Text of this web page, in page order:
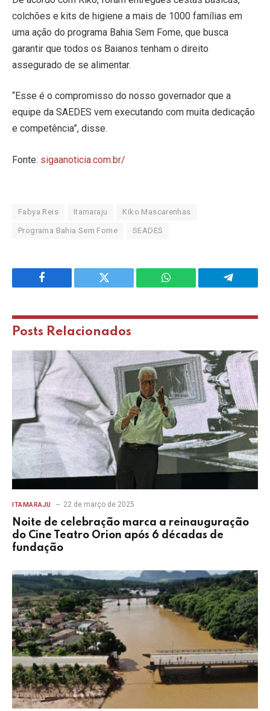
colchões e kits de higiene a mais de 1000 famílias em
uma ação do programa Bahia Sem Fome, que busca
garantir que todos os Baianos tenham o direito
assegurado de se alimentar.
“Esse é o compromisso do nosso governador que a
equipe da SAEDES vem executando com muita dedicação
e competência”, disse.
Fonte: sigaanoticia.com.br/
Fabya Reis Itamaraju Kiko Mascarenhas
Programa Bahia Sem Fome SEADES
Facebook Twitter WhatsApp Telegram
Posts Relacionados
ITAMARAJU 22 de março de 2025
Noite de celebração marca a reinauguração
do Cine Teatro Orion após 6 décadas de
fundação